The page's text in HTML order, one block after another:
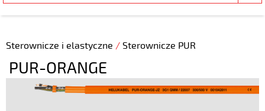
Sterownicze i elastyczne / Sterownicze PUR
PUR-ORANGE